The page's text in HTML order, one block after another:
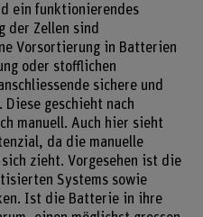
ein funktionierendes
der Zellen sind
Vorsortierung in Batterien
oder stofflichen
sichere und
geschieht nach
manuell. Auch hier sieht
da die manuelle
sich zieht. Vorgesehen ist die
Systems sowie
Ist die Batterie in ihre